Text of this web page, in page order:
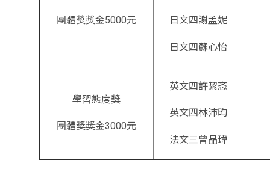
團體獎獎金5000元 日文四謝孟妮
日文四蘇心怡
學習態度獎
團體獎獎金3000元
英文四許絜忞
英文四林沛昀
法文三曾品瑋